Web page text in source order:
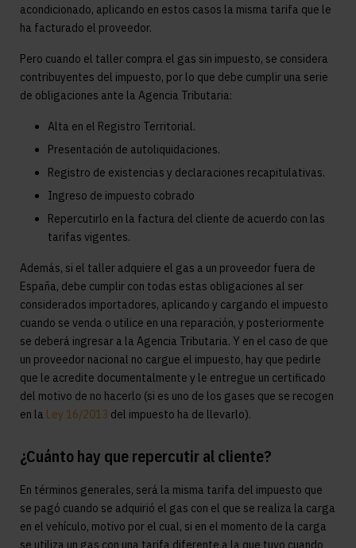
acondicionado, aplicando en estos casos la misma tarifa que le
ha facturado el proveedor.
Pero cuando el taller compra el gas sin impuesto, se considera
contribuyentes del impuesto, por lo que debe cumplir una serie
de obligaciones ante la Agencia Tributaria:
Alta en el Registro Territorial.
Presentación de autoliquidaciones.
Registro de existencias y declaraciones recapitulativas.
Ingreso de impuesto cobrado
Repercutirlo en la factura del cliente de acuerdo con las
tarifas vigentes.
Además, si el taller adquiere el gas a un proveedor fuera de
España, debe cumplir con todas estas obligaciones al ser
considerados importadores, aplicando y cargando el impuesto
cuando se venda o utilice en una reparación, y posteriormente
se deberá ingresar a la Agencia Tributaria. Y en el caso de que
un proveedor nacional no cargue el impuesto, hay que pedirle
que le acredite documentalmente y le entregue un certificado
del motivo de no hacerlo (si es uno de los gases que se recogen
en la Ley 16/2013 del impuesto ha de llevarlo).
¿Cuánto hay que repercutir al cliente?
En términos generales, será la misma tarifa del impuesto que
se pagó cuando se adquirió el gas con el que se realiza la carga
en el vehículo, motivo por el cual, si en el momento de la carga
se utiliza un gas con una tarifa diferente a la que tuvo cuando